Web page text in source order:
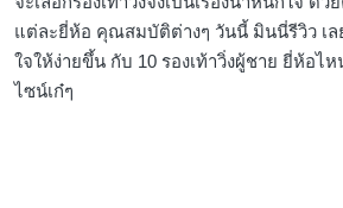
แต่ละยี่ห้อ คุณสมบัติต่างๆ วันนี้ มินนี่รีวิว เ
ใจให้ง่ายขึ้น กับ 10 รองเท้าวิ่งผู้ชาย ยี่ห้อไ
ไซน์เก๋ๆ